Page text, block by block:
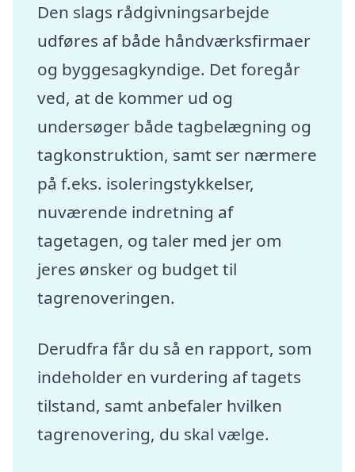
Den slags rådgivningsarbejde
udføres af både håndværksfirmaer
og byggesagkyndige. Det foregår
ved, at de kommer ud og
undersøger både tagbelægning og
tagkonstruktion, samt ser nærmere
på f.eks. isoleringstykkelser,
nuværende indretning af
tagetagen, og taler med jer om
jeres ønsker og budget til
tagrenoveringen.
Derudfra får du så en rapport, som
indeholder en vurdering af tagets
tilstand, samt anbefaler hvilken
tagrenovering, du skal vælge.